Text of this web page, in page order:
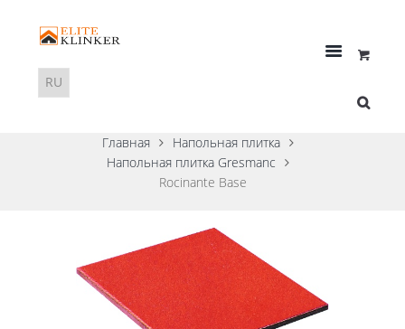
Главная
Напольная плитка
Напольная плитка Gresmanc
Rocinante Base